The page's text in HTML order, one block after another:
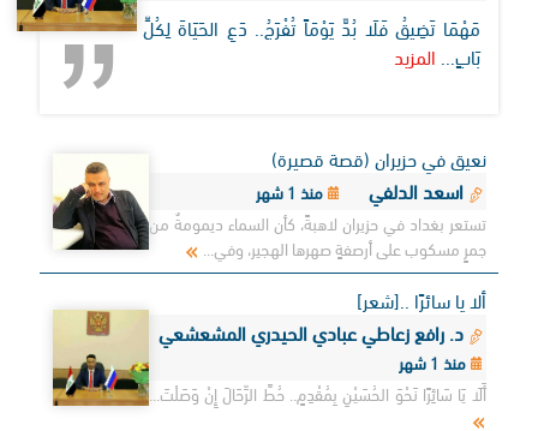
مَهْمَا تَضِيقُ فَلَا بُدَّ يَوْمَاً تُفْرَجُ.. دَعِ الحَيَاةَ لِكُلِّ
بَابٍ... المزيد
نعيق في حزيران (قصة قصيرة)
اسعد الدلفي
منذ 1 شهر
تستعر بغداد في حزيران لاهبةً، كأن السماء ديمومةٌ من
جمرٍ مسكوب على أرصفةٍ صهرها الهجير، وفي...
ألا يا سائرًا ..[شعر]
د. رافع زعاطي عبادي الحيدري المشعشعي
منذ 1 شهر
أَلَا يَا سَائِرًا نَحْوَ الحُسَيْنِ بِمُقْدِمٍ.. حُطَّ الرِّحَالَ إِنْ وَصَلْتَ...